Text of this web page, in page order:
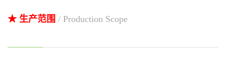
★ 生产范围 / Production Scope